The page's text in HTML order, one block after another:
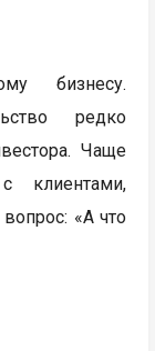
бизнесу.
редко
Чаще
клиентами,
«А что